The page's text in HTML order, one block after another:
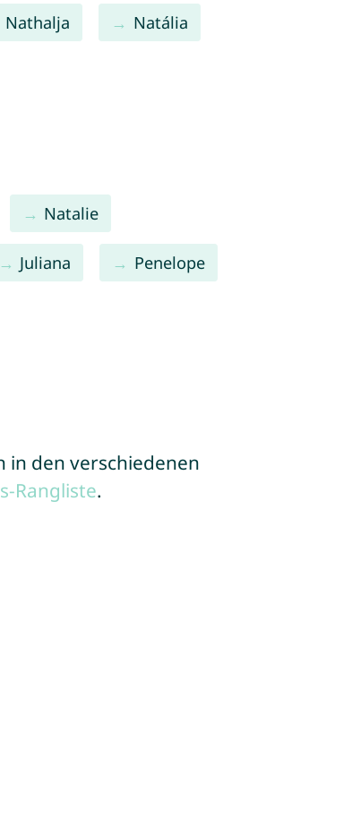
Nathalja Natália
Natalie
Juliana Penelope
in den verschiedenen
Rangliste.